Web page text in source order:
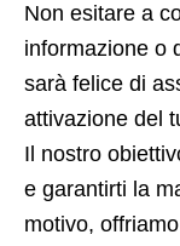
Non esitare a
informazione o
sarà felice di
attivazione del
Il nostro
e garantirti la
motivo,